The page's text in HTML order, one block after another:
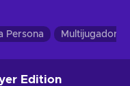
Persona Multijugador
Edition